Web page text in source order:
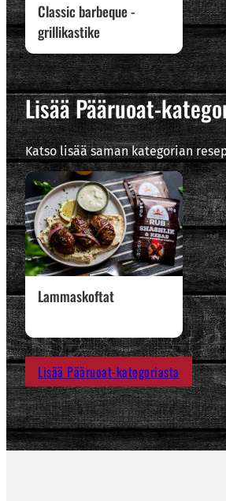
Classic barbeque -
grillikastike
Lisää Pääruoat-
Katso lisää saman kategorian
Lammaskoftat
Lisää Pääruoat-kategoriasta